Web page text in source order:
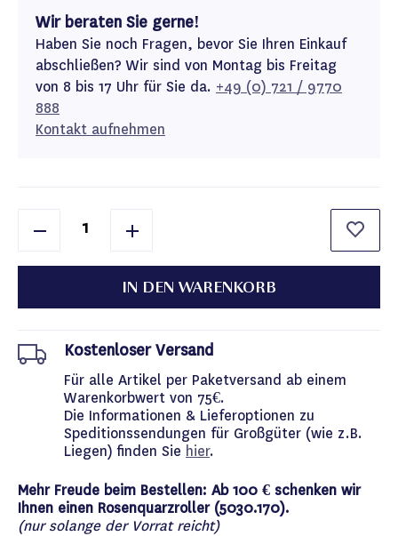
Wir beraten Sie gerne!
Haben Sie noch Fragen, bevor Sie Ihren Einkauf
abschließen? Wir sind von Montag bis Freitag
von 8 bis 17 Uhr für Sie da. +49 (0) 721 / 9770
888
Kontakt aufnehmen
IN DEN WARENKORB
Kostenloser Versand
Für alle Artikel per Paketversand ab einem
Warenkorbwert von 75€.
Die Informationen & Lieferoptionen zu
Speditionssendungen für Großgüter (wie z.B.
Liegen) finden Sie hier.
Mehr Freude beim Bestellen: Ab 100 € schenken wir
Ihnen einen Rosenquarzroller (5030.170).
(nur solange der Vorrat reicht)